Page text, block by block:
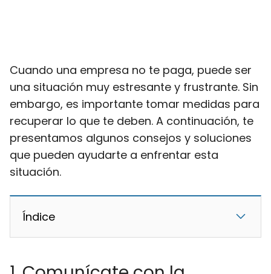
Cuando una empresa no te paga, puede ser
una situación muy estresante y frustrante. Sin
embargo, es importante tomar medidas para
recuperar lo que te deben. A continuación, te
presentamos algunos consejos y soluciones
que pueden ayudarte a enfrentar esta
situación.
Índice